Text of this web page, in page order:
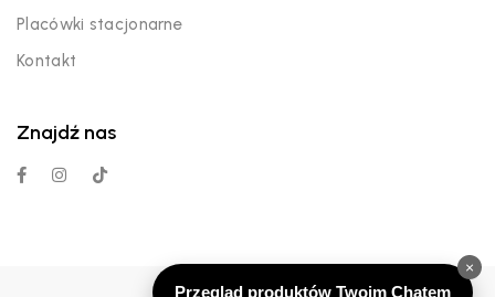
Placówki stacjonarne
Kontakt
Znajdź nas
×
Przegląd produktów Twoim Chatem